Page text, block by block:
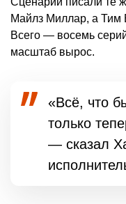
Майлз Миллар, а Тим
Всего — восемь
масштаб вырос.
«Всё, что
только
— сказал